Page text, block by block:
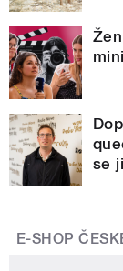
se
E-SHOP